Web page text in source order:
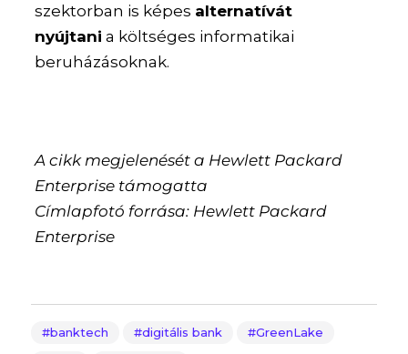
szektorban is képes alternatívát
nyújtani a költséges informatikai
beruházásoknak.
A cikk megjelenését a Hewlett Packard
Enterprise támogatta
Címlapfotó forrása: Hewlett Packard
Enterprise
banktech digitális bank GreenLake